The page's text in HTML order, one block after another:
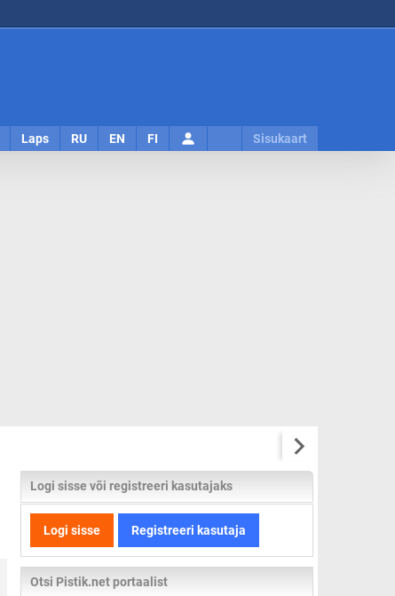
Laps RU EN FI Sisukaart
Logi sisse või registreeri kasutajaks
Logi sisse Registreeri kasutaja
Otsi Pistik.net portaalist